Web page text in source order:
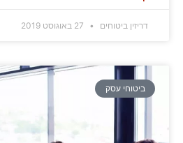
דריזין ביטוחים
ביטוחי עסק